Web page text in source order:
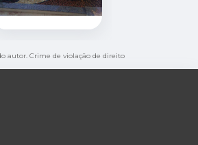
autor. Crime de violação de direito